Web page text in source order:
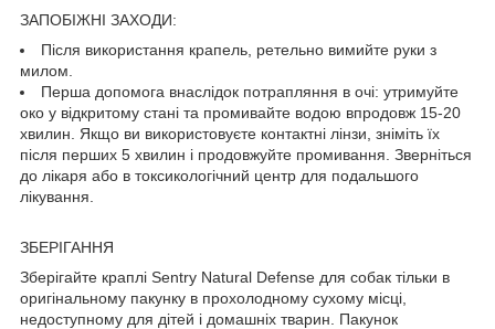
ЗАПОБІЖНІ ЗАХОДИ:
Після використання крапель, ретельно вимийте руки з
милом.
Перша допомога внаслідок потрапляння в очі: утримуйте
око у відкритому стані та промивайте водою впродовж 15-20
хвилин. Якщо ви використовуєте контактні лінзи, зніміть їх
після перших 5 хвилин і продовжуйте промивання. Зверніться
до лікаря або в токсикологічний центр для подальшого
лікування.
ЗБЕРІГАННЯ
Зберігайте краплі Sentry Natural Defense для собак тільки в
оригінальному пакунку в прохолодному сухому місці,
недоступному для дітей і домашніх тварин. Пакунок